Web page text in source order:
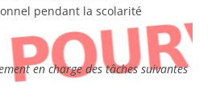
pendant la scolarité
en charge des tâches suivantes